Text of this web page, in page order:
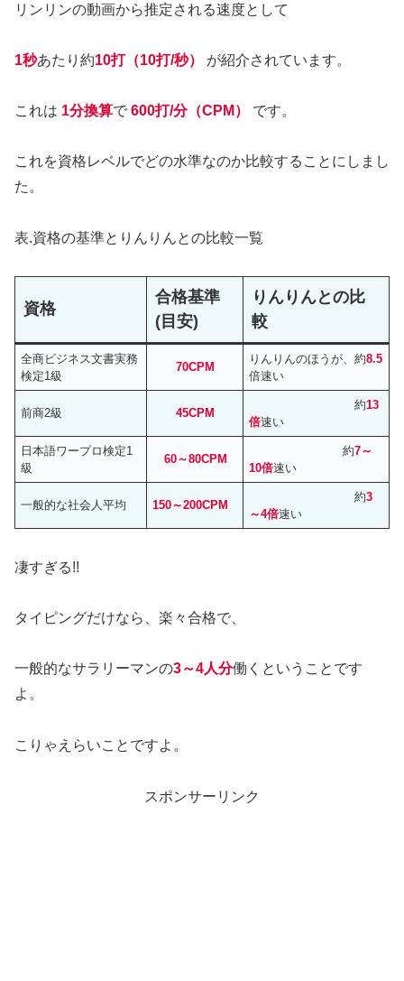
リンリンの動画から推定される速度として
1秒あたり約10打（10打/秒） が紹介されています。
これは 1分換算で 600打/分（CPM） です。
これを資格レベルでどの水準なのか比較することにしまし
た。
表.資格の基準とりんりんとの比較一覧
資格
合格基準
(目安)
りんりんとの比
較
全商ビジネス文書実務
検定1級
70CPM
りんりんのほうが、約8.5
倍速い
前商2級 45CPM
約13
倍速い
日本語ワープロ検定1
級
60～80CPM
約7～
10倍速い
一般的な社会人平均 150～200CPM
約3
～4倍速い
凄すぎる!!
タイピングだけなら、楽々合格で、
一般的なサラリーマンの3～4人分働くということです
よ。
こりゃえらいことですよ。
スポンサーリンク